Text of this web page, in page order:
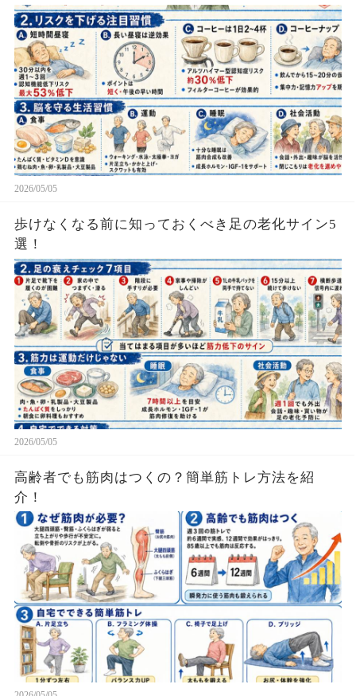
2026/05/05
歩けなくなる前に知っておくべき足の老化サイン5
選！
2026/05/05
高齢者でも筋肉はつくの？簡単筋トレ方法を紹
介！